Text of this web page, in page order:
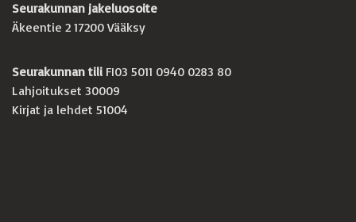
Seurakunnan jakeluosoite
Äkeentie 2 17200 Vääksy
Seurakunnan tili FI03 5011 0940 0283 80
Lahjoitukset 30009
Kirjat ja lehdet 51004